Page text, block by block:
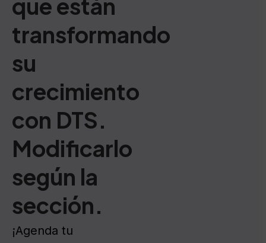
que están
transformando
su
crecimiento
con DTS.
Modificarlo
según la
sección.
¡Agenda tu